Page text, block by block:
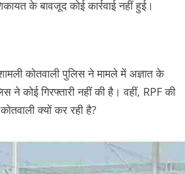
के बावजूद कोई कार्रवाई नहीं हुई।
कोतवाली पुलिस ने मामले में अज्ञात के
कोई गिरफ्तारी नहीं की है। वहीं, RPF की
क्यों कर रही है?